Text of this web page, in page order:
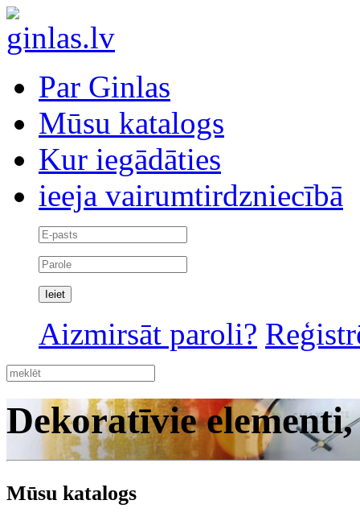
Par Ginlas
Mūsu katalogs
Kur iegādāties
ieeja vairumtirdzniecībā
Aizmirsāt paroli?
Dekoratīvie
Mūsu katalogs